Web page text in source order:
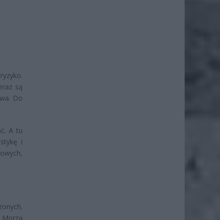
są
Do
A tu
i
Morza